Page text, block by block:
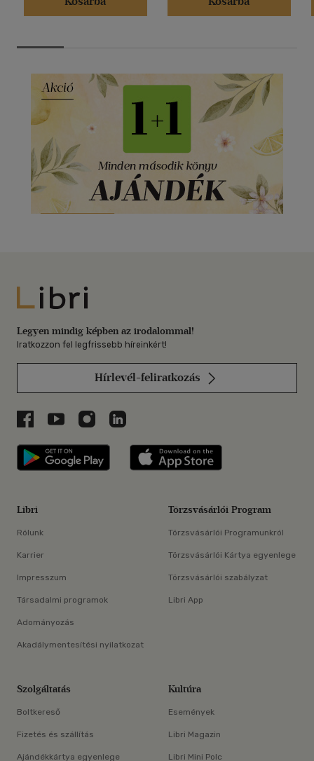
Libri
Legyen mindig képben az irodalommal!
Iratkozzon fel legfrissebb híreinkért!
Hírlevél-feliratkozás
Libri a Facebookon
Libri a Youtube-on
Libri az Instagramon
Libri a LinkedInen
Libri applikáció Szerezd meg: Google
Libri
Rólunk
Karrier
Impresszum
Társadalmi programok
Adományozás
Akadálymentesítési nyilatkozat
Törzsvásárlói Program
Törzsvásárlói Programunkról
Törzsvásárlói Kártya egyenlege
Törzsvásárlói szabályzat
Libri App
Szolgáltatás
Boltkereső
Fizetés és szállítás
Ajándékkártya egyenlege
Kultúra
Események
Libri Magazin
Libri Mini Polc